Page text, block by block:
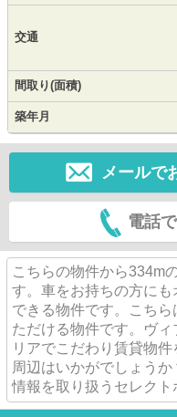
交通
間取り(面積)
築年月
メールで
電話
こちらの物件から334m
す。車をお持ちの方に
できる物件です。こち
ただける物件です。ヴ
リアでこだわり賃貸物件
周辺はいかがでしょう
情報を取り扱うセレクト